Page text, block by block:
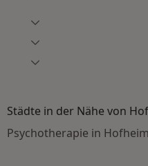
Städte in der Nähe von
Psychotherapie in Hofheim